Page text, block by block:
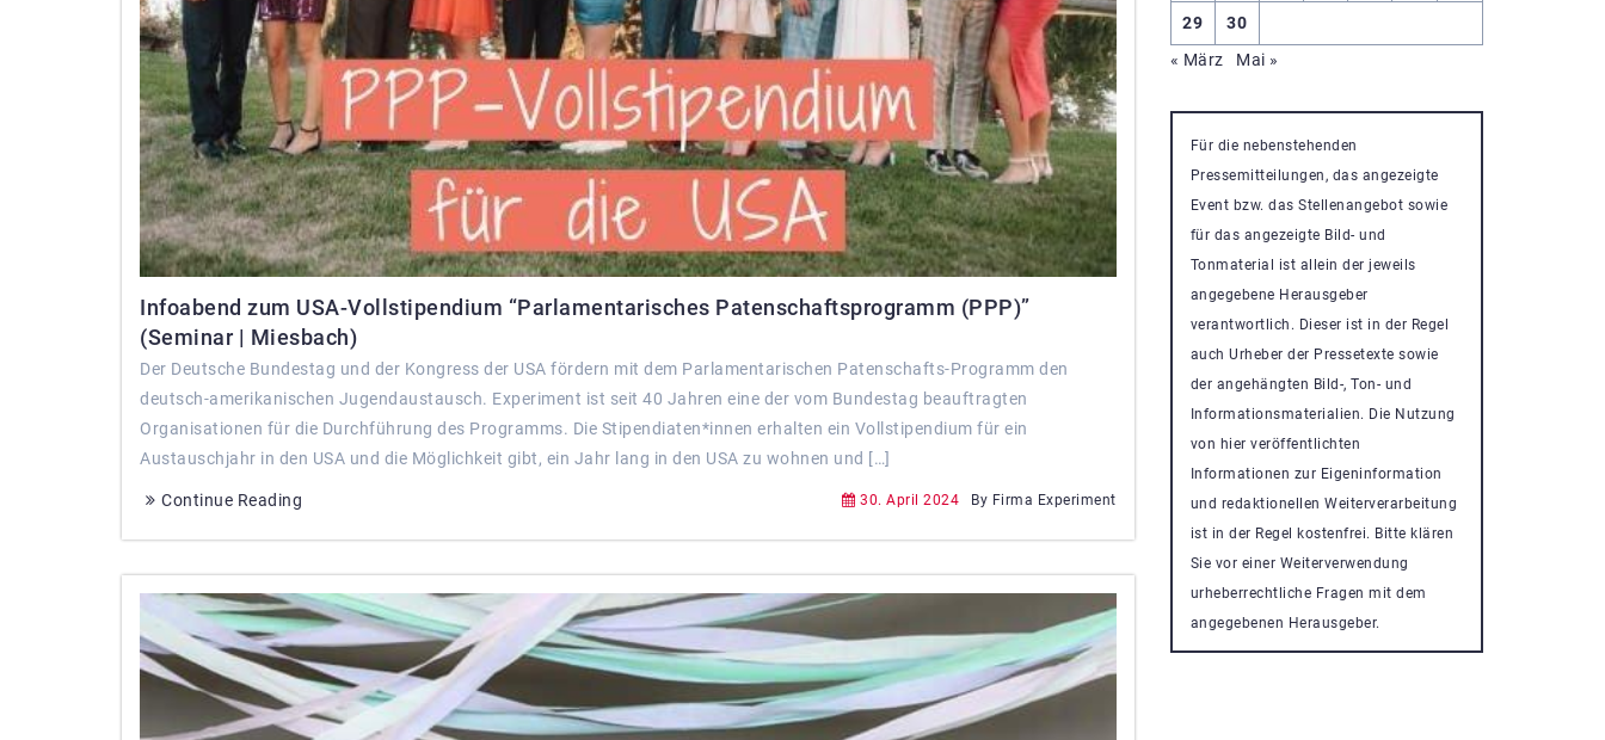
Infoabend zum USA-Vollstipendium “Parlamentarisches Patenschaftsprogramm (PPP)”
(Seminar | Miesbach)
Der Deutsche Bundestag und der Kongress der USA fördern mit dem Parlamentarischen Patenschafts-Programm den
deutsch-amerikanischen Jugendaustausch. Experiment ist seit 40 Jahren eine der vom Bundestag beauftragten
Organisationen für die Durchführung des Programms. Die Stipendiaten*innen erhalten ein Vollstipendium für ein
Austauschjahr in den USA und die Möglichkeit gibt, ein Jahr lang in den USA zu wohnen und […]
Continue Reading 30. April 2024 By Firma Experiment
29
30
« März
Mai »
Für die nebenstehenden
Pressemitteilungen, das angezeigte
Event bzw. das Stellenangebot sowie
für das angezeigte Bild- und
Tonmaterial ist allein der jeweils
angegebene Herausgeber
verantwortlich. Dieser ist in der Regel
auch Urheber der Pressetexte sowie
der angehängten Bild-, Ton- und
Informationsmaterialien. Die Nutzung
von hier veröffentlichten
Informationen zur Eigeninformation
und redaktionellen Weiterverarbeitung
ist in der Regel kostenfrei. Bitte klären
Sie vor einer Weiterverwendung
urheberrechtliche Fragen mit dem
angegebenen Herausgeber.